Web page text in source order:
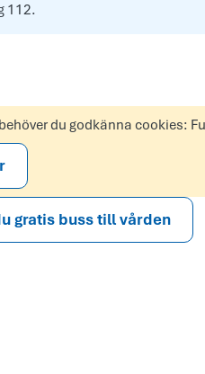
112.
du godkänna cookies:
gratis buss till vården